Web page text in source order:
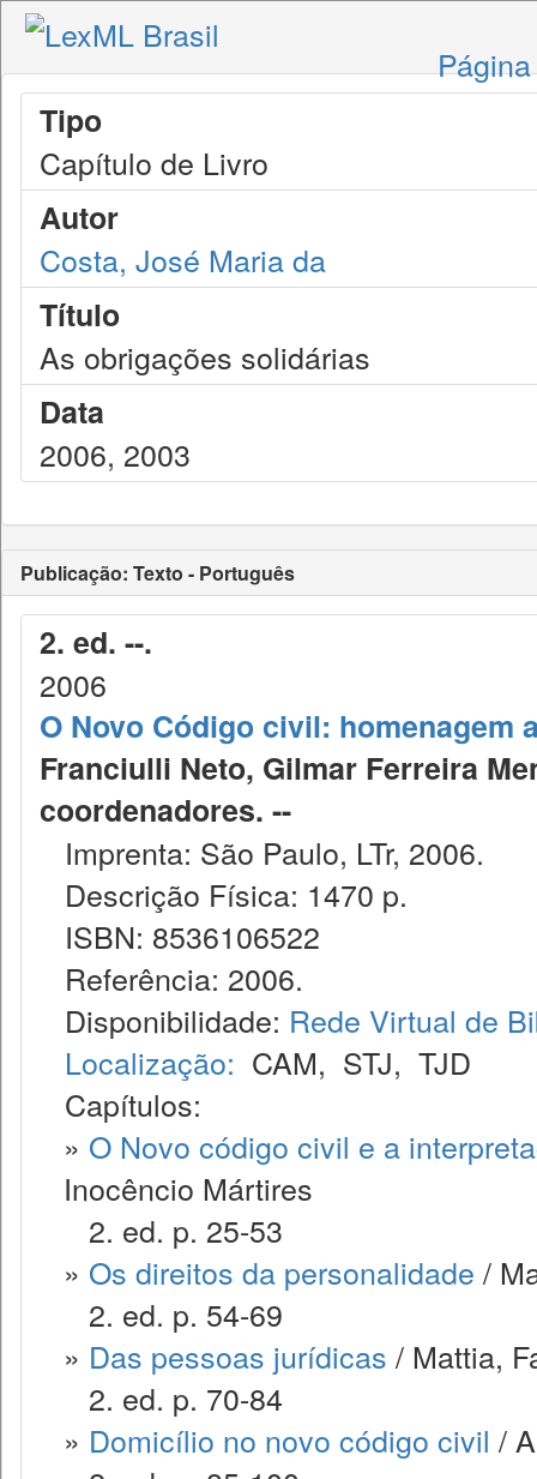
Tipo
Capítulo de Livro
Autor
Costa, José Maria da
Título
As obrigações solidárias
Data
2006, 2003
Publicação: Texto - Português
2. ed. --.
2006
O Novo Código civil: homenagem
Franciulli Neto, Gilmar Ferreira
coordenadores. --
Imprenta: São Paulo, LTr, 2006.
Descrição Física: 1470 p.
ISBN: 8536106522
Referência: 2006.
Disponibilidade: Rede Virtual de
Localização: CAM, STJ, TJD
Capítulos:
» O Novo código civil e a
Inocêncio Mártires
2. ed. p. 25-53
» Os direitos da personalidade /
2. ed. p. 54-69
» Das pessoas jurídicas / Mattia,
2. ed. p. 70-84
» Domicílio no novo código civil /